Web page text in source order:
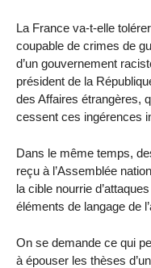
La France va-t-elle
coupable de crimes de
d’un gouvernement
président de la
des Affaires étrangères,
cessent ces ingérences
Dans le même temps,
reçu à l’Assemblée
la cible nourrie
éléments de langage de
On se demande ce qui
à épouser les thèses